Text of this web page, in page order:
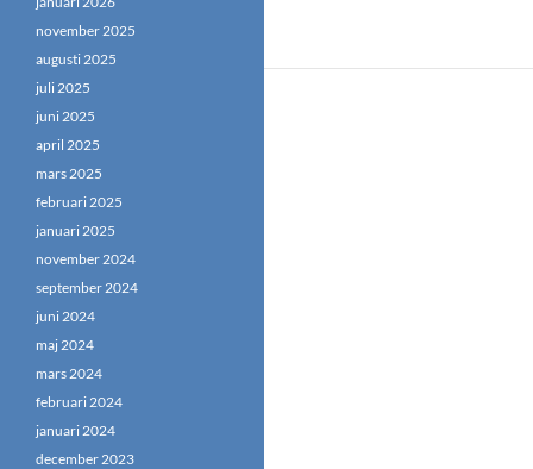
november 2025
augusti 2025
juli 2025
juni 2025
april 2025
mars 2025
februari 2025
januari 2025
november 2024
september 2024
juni 2024
maj 2024
mars 2024
februari 2024
januari 2024
december 2023